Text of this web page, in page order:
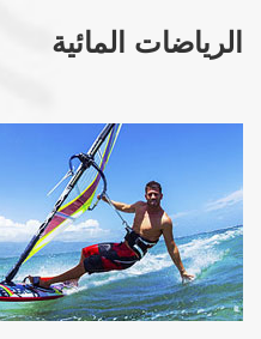
الرياضات المائية